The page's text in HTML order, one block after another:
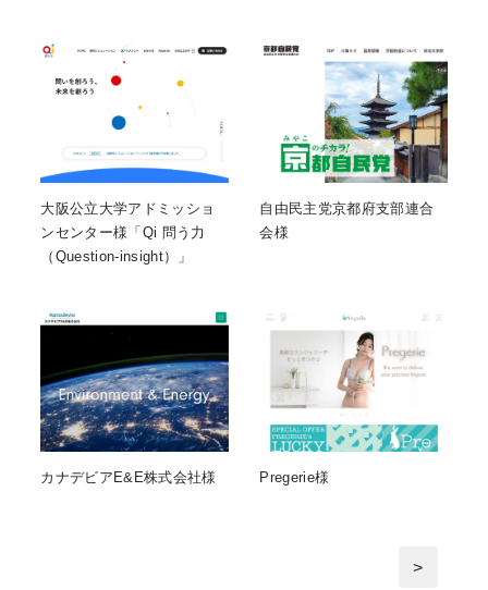
大阪公立大学アドミッショ
ンセンター様「Qi 問う力
（Question-insight）」
自由民主党京都府支部連合
会様
カナデビアE&E株式会社様 Pregerie様
>